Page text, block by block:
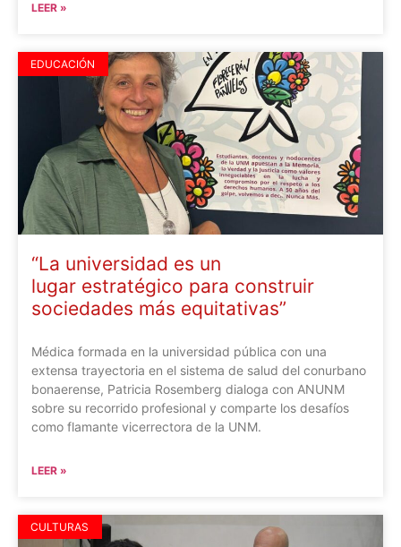
LEER »
EDUCACIÓN
“La universidad es un
lugar estratégico para construir
sociedades más equitativas”
Médica formada en la universidad pública con una
extensa trayectoria en el sistema de salud del conurbano
bonaerense, Patricia Rosemberg dialoga con ANUNM
sobre su recorrido profesional y comparte los desafíos
como flamante vicerrectora de la UNM.
LEER »
CULTURAS